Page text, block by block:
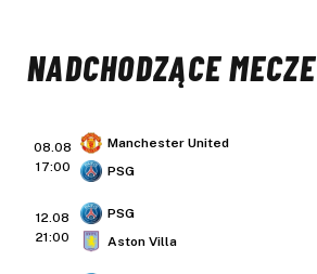
NADCHODZĄCE MECZE
08.08
17:00
Manchester United
PSG
12.08
21:00
PSG
Aston Villa